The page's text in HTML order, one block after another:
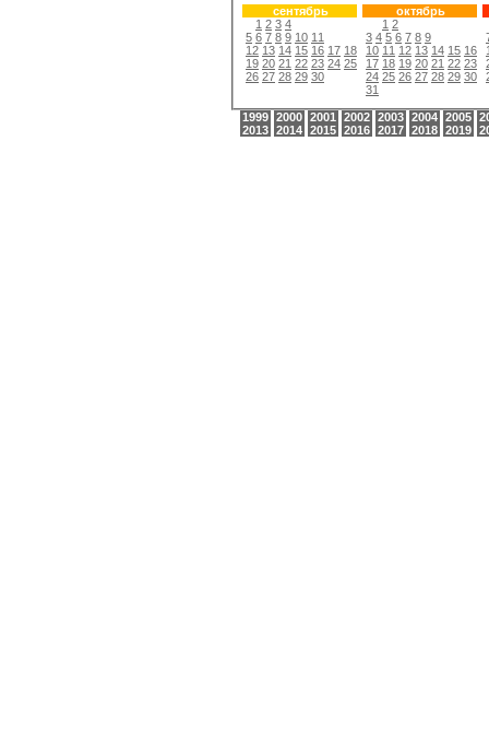
сентябрь
1 2 3 4
5 6 7 8 9 10 11
12 13 14 15 16 17 18
19 20 21 22 23 24 25
26 27 28 29 30
октябрь
1 2
3 4 5 6 7 8 9
10 11 12 13 14 15 16
17 18 19 20 21 22 23
24 25 26 27 28 29 30
31
1999 2000 2001 2002 2003 2004 2005
2013 2014 2015 2016 2017 2018 2019